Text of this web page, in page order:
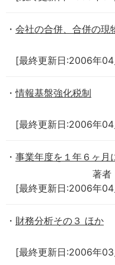
会社の合併、合併の現
[最終更新日:2006年04
情報基盤強化税制
[最終更新日:2006年
事業年度を１年６ヶ月
著者
[最終更新日:2006年
財務分析その３ ほか
[最終更新日:2006年